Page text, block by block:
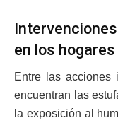
en los hogares
Entre las acciones
encuentran las
la exposición al